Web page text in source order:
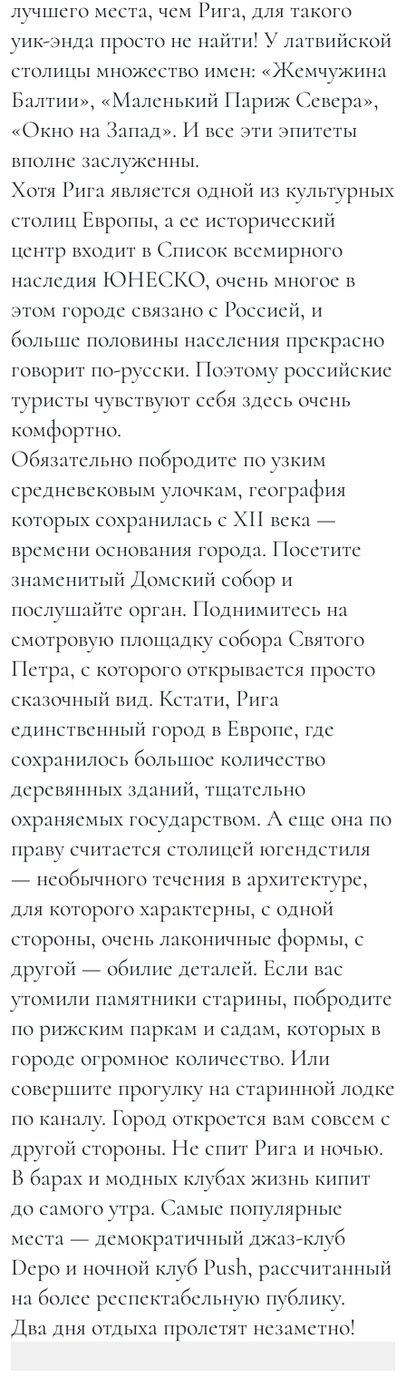
лучшего места, чем Рига, для такого
уик-энда просто не найти! У латвийской
столицы множество имен: «Жемчужина
Балтии», «Маленький Париж Севера»,
«Окно на Запад». И все эти эпитеты
вполне заслуженны.
Хотя Рига является одной из культурных
столиц Европы, а ее исторический
центр входит в Список всемирного
наследия ЮНЕСКО, очень многое в
этом городе связано с Россией, и
больше половины населения прекрасно
говорит по-русски. Поэтому российские
туристы чувствуют себя здесь очень
комфортно.
Обязательно побродите по узким
средневековым улочкам, география
которых сохранилась с XII века —
времени основания города. Посетите
знаменитый Домский cобор и
послушайте орган. Поднимитесь на
смотровую площадку собора Святого
Петра, с которого открывается просто
сказочный вид. Кстати, Рига
единственный город в Европе, где
сохранилось большое количество
деревянных зданий, тщательно
охраняемых государством. А еще она по
праву считается столицей югендстиля
— необычного течения в архитектуре,
для которого характерны, с одной
стороны, очень лаконичные формы, с
другой — обилие деталей. Если вас
утомили памятники старины, побродите
по рижским паркам и садам, которых в
городе огромное количество. Или
совершите прогулку на старинной лодке
по каналу. Город откроется вам совсем с
другой стороны. Не спит Рига и ночью.
В барах и модных клубах жизнь кипит
до самого утра. Самые популярные
места — демократичный джаз-клуб
Depo и ночной клуб Push, рассчитанный
на более респектабельную публику.
Два дня отдыха пролетят незаметно!